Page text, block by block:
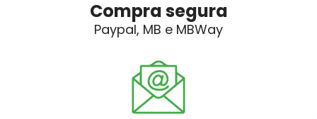
Compra segura
Paypal, MB e MBWay